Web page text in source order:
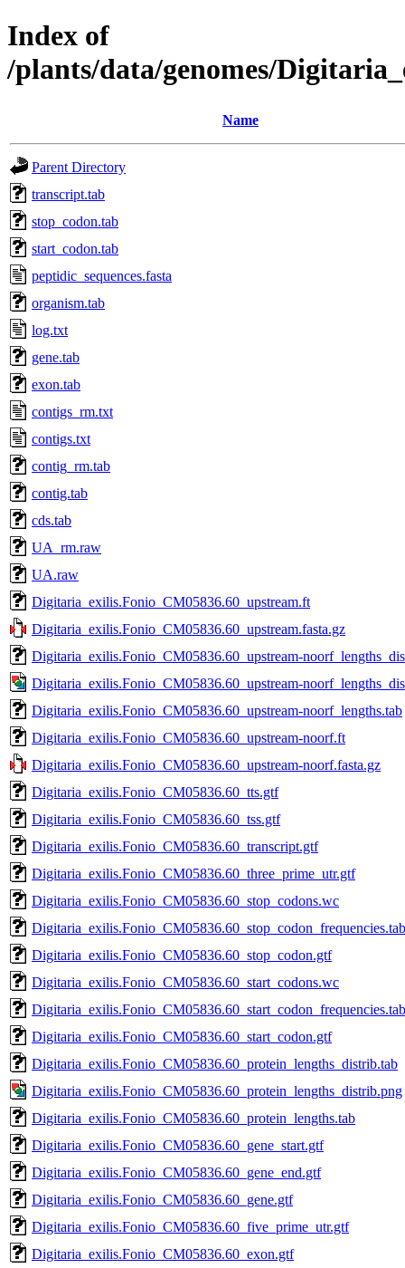
Index of
/plants/data/genomes/
Name
Parent Directory
transcript.tab
stop_codon.tab
start_codon.tab
peptidic_sequences.fasta
organism.tab
log.txt
gene.tab
exon.tab
contigs_rm.txt
contigs.txt
contig_rm.tab
contig.tab
cds.tab
UA_rm.raw
UA.raw
Digitaria_exilis.Fonio_CM05836.60_upstream.ft
Digitaria_exilis.Fonio_CM05836.60_upstream.fasta.gz
Digitaria_exilis.Fonio_CM05836.60_upstream-
Digitaria_exilis.Fonio_CM05836.60_upstream-
Digitaria_exilis.Fonio_CM05836.60_upstream-noorf_lengths.tab
Digitaria_exilis.Fonio_CM05836.60_upstream-noorf.ft
Digitaria_exilis.Fonio_CM05836.60_upstream-noorf.fasta.gz
Digitaria_exilis.Fonio_CM05836.60_tts.gtf
Digitaria_exilis.Fonio_CM05836.60_tss.gtf
Digitaria_exilis.Fonio_CM05836.60_transcript.gtf
Digitaria_exilis.Fonio_CM05836.60_three_prime_utr.gtf
Digitaria_exilis.Fonio_CM05836.60_stop_codons.wc
Digitaria_exilis.Fonio_CM05836.60_stop_codon_frequencies.tab
Digitaria_exilis.Fonio_CM05836.60_stop_codon.gtf
Digitaria_exilis.Fonio_CM05836.60_start_codons.wc
Digitaria_exilis.Fonio_CM05836.60_start_codon_frequencies.tab
Digitaria_exilis.Fonio_CM05836.60_start_codon.gtf
Digitaria_exilis.Fonio_CM05836.60_protein_lengths_distrib.tab
Digitaria_exilis.Fonio_CM05836.60_protein_lengths_distrib.png
Digitaria_exilis.Fonio_CM05836.60_protein_lengths.tab
Digitaria_exilis.Fonio_CM05836.60_gene_start.gtf
Digitaria_exilis.Fonio_CM05836.60_gene_end.gtf
Digitaria_exilis.Fonio_CM05836.60_gene.gtf
Digitaria_exilis.Fonio_CM05836.60_five_prime_utr.gtf
Digitaria_exilis.Fonio_CM05836.60_exon.gtf